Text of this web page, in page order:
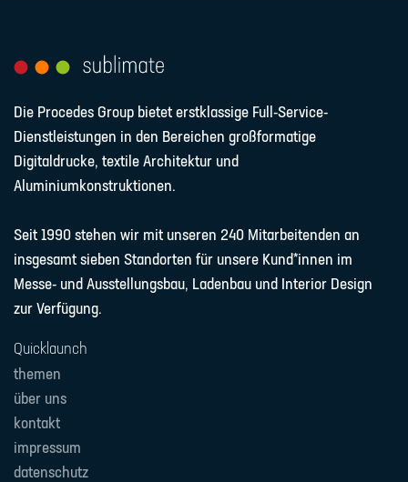
Die Procedes Group bietet erstklassige Full-Service-
Dienstleistungen in den Bereichen großformatige
Digitaldrucke, textile Architektur und
Aluminiumkonstruktionen.
Seit 1990 stehen wir mit unseren 240 Mitarbeitenden an
insgesamt sieben Standorten für unsere Kund*innen im
Messe- und Ausstellungsbau, Ladenbau und Interior Design
zur Verfügung.
Quicklaunch
themen
über uns
kontakt
impressum
datenschutz